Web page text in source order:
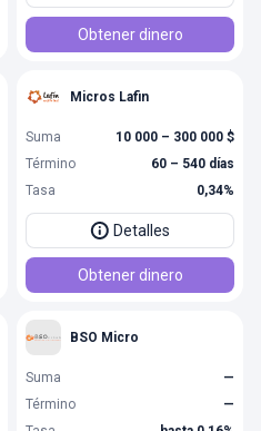
Obtener dinero
Micros Lafin
Suma
10 000 – 300 000 $
Término
60 – 540 días
Tasa
0,34%
Detalles
Obtener dinero
BSO Micro
Suma
—
Término
—